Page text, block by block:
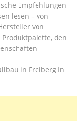
Empfehlungen
lesen – von
von
den
in Freiberg In